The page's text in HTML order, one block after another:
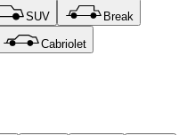
SUV Break
Cabriolet